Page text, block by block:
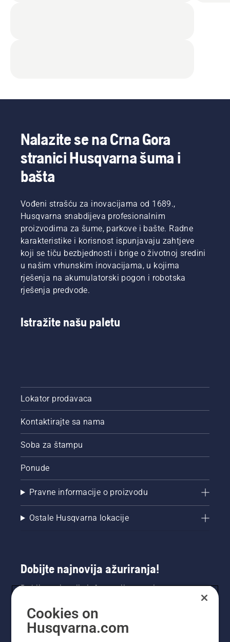
Nalazite se na Crna Gora
stranici Husqvarna šuma i
bašta
Vođeni strašću za inovacijama od 1689.,
Husqvarna snabdijeva profesionalnim
proizvodima za šume, parkove i bašte. Radne
karakteristike i korisnost ispunjavaju zahtjeve
koji se tiču bezbjednosti i brige o životnoj sredini
u našim vrhunskim inovacijama, u kojima
rješenja na akumulatorski pogon i robotska
rješenja predvode.
Istražite našu paletu
Lokator prodavaca
Kontaktirajte sa nama
Soba za štampu
Ponude
Pravne informacije o proizvodu
Ostale Husqvarna lokacije
Dobijte najnovija ažuriranja!
Dobijte najnovije informacije o novim
proizvodima, specijalnim ponudama i još mnogo
toga. Prijavite se na naš bilten ovdje.
Cookies on
Husqvarna.com